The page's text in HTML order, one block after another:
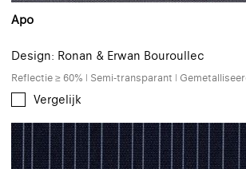
Apo
Design: Ronan & Erwan Bouroullec
Reflectie ≥ 60% | Semi-transparant |
Vergelijk